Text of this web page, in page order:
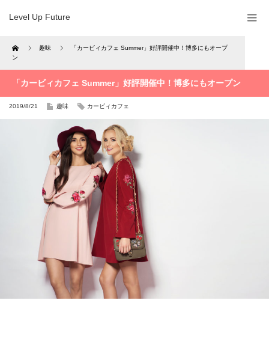
Level Up Future
Home 趣味
「カービィカフェ Summer」好評開催中！博多にもオープ
ン
「カービィカフェ Summer」好評開催中！博多にもオープン
2019/8/21 趣味 カービィカフェ